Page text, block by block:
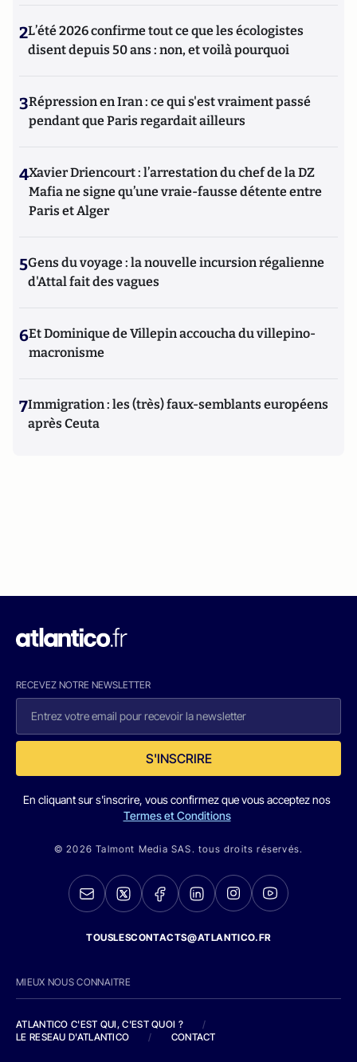
2L’été 2026 confirme tout ce que les écologistes
disent depuis 50 ans : non, et voilà pourquoi
3Répression en Iran : ce qui s'est vraiment passé
pendant que Paris regardait ailleurs
4Xavier Driencourt : l’arrestation du chef de la DZ
Mafia ne signe qu’une vraie-fausse détente entre
Paris et Alger
5Gens du voyage : la nouvelle incursion régalienne
d'Attal fait des vagues
6Et Dominique de Villepin accoucha du villepino-
macronisme
7Immigration : les (très) faux-semblants européens
après Ceuta
RECEVEZ NOTRE NEWSLETTER
S'INSCRIRE
En cliquant sur s'inscrire, vous confirmez que vous acceptez nos
Termes et Conditions
© 2026 Talmont Media SAS. tous droits réservés.
TOUSLESCONTACTS@ATLANTICO.FR
MIEUX NOUS CONNAITRE
ATLANTICO C'EST QUI, C'EST QUOI ?
/
LE RESEAU D'ATLANTICO
/ CONTACT